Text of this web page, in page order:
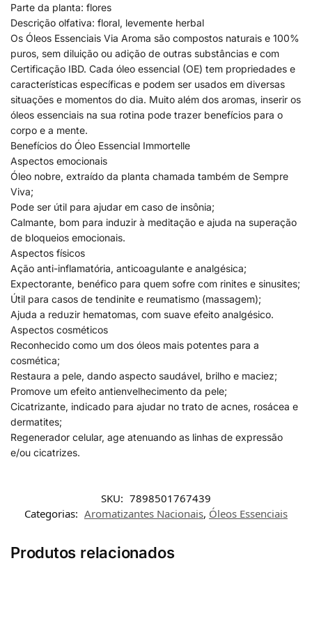
Parte da planta: flores
Descrição olfativa: floral, levemente herbal
Os Óleos Essenciais Via Aroma são compostos naturais e 100%
puros, sem diluição ou adição de outras substâncias e com
Certificação IBD. Cada óleo essencial (OE) tem propriedades e
características específicas e podem ser usados em diversas
situações e momentos do dia. Muito além dos aromas, inserir os
óleos essenciais na sua rotina pode trazer benefícios para o
corpo e a mente.
Benefícios do Óleo Essencial Immortelle
Aspectos emocionais
Óleo nobre, extraído da planta chamada também de Sempre
Viva;
Pode ser útil para ajudar em caso de insônia;
Calmante, bom para induzir à meditação e ajuda na superação
de bloqueios emocionais.
Aspectos físicos
Ação anti-inflamatória, anticoagulante e analgésica;
Expectorante, benéfico para quem sofre com rinites e sinusites;
Útil para casos de tendinite e reumatismo (massagem);
Ajuda a reduzir hematomas, com suave efeito analgésico.
Aspectos cosméticos
Reconhecido como um dos óleos mais potentes para a
cosmética;
Restaura a pele, dando aspecto saudável, brilho e maciez;
Promove um efeito antienvelhecimento da pele;
Cicatrizante, indicado para ajudar no trato de acnes, rosácea e
dermatites;
Regenerador celular, age atenuando as linhas de expressão
e/ou cicatrizes.
SKU: 7898501767439
Categorias: Aromatizantes Nacionais, Óleos Essenciais
Produtos relacionados